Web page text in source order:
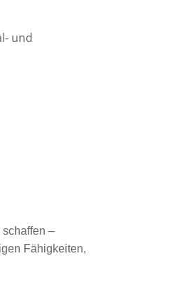
und
schaffen –
Fähigkeiten,